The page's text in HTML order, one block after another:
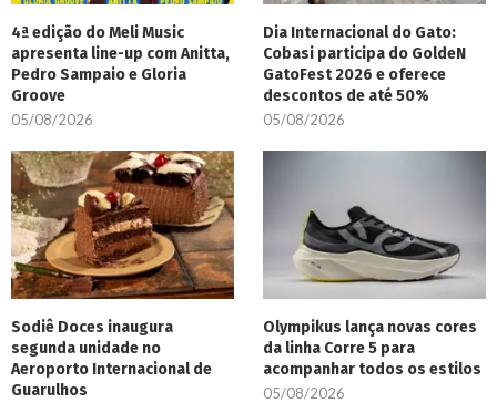
4ª edição do Meli Music
apresenta line-up com Anitta,
Pedro Sampaio e Gloria
Groove
05/08/2026
Dia Internacional do Gato:
Cobasi participa do GoldeN
GatoFest 2026 e oferece
descontos de até 50%
05/08/2026
Sodiê Doces inaugura
segunda unidade no
Aeroporto Internacional de
Guarulhos
Olympikus lança novas cores
da linha Corre 5 para
acompanhar todos os estilos
05/08/2026